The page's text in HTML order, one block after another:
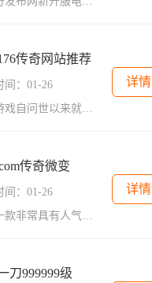
传奇网站推荐
间：01-26
传奇游戏自问世以来就成为了广大玩家喜爱的经典网络游戏之一。176传奇作为一款新开的游戏网站，不仅继承了传奇游戏的优秀特点，还在游戏玩法和功能上做出了创新和优化，成为了
详情
传奇微变
间：01-26
作为一款非常具有人气和影响力的传奇游戏，在中国玩家中有着广泛的用户群体。haosfcom传奇微变，作为传奇系列的经典之作，延续了传奇游戏的经典玩法，并有着更多独特的创新内容。
详情
刀999999级